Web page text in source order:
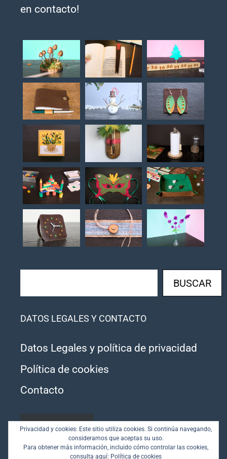
en contacto!
BUSCAR
DATOS LEGALES Y CONTACTO
Datos Legales y política de privacidad
Política de cookies
Contacto
SUSCRIBIRSE
Privacidad y cookies: Este sitio utiliza cookies. Si continúa navegando,
consideramos que aceptas su uso.
Para obtener más información, incluido cómo controlar las cookies,
consulta aquí: Política de cookies